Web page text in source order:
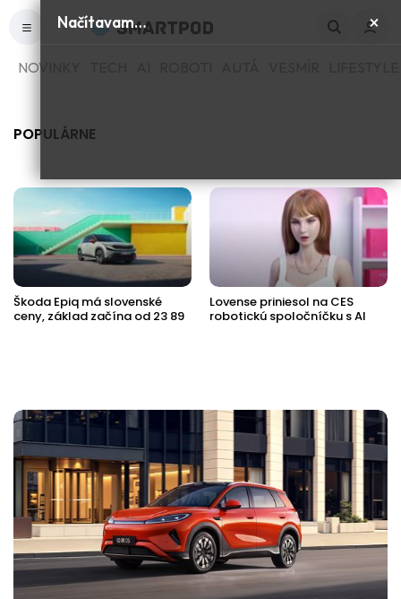
Načítavam… ×
NOVINKY
POPULÁRNE
Škoda Epiq má slovenské
ceny, základ začína od 23 89
Lovense priniesol na CES
robotickú spoločníčku s AI